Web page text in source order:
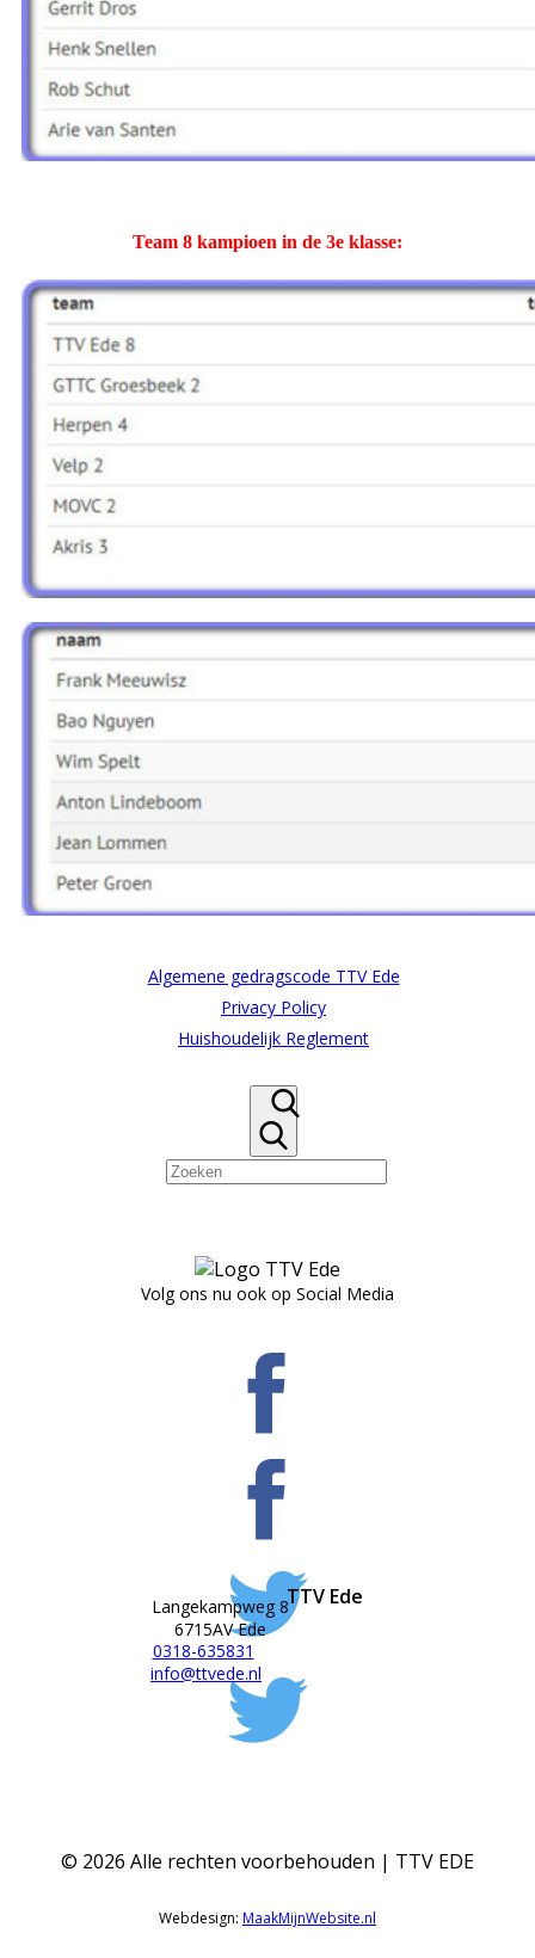
Team 8 kampioen in de 3e klasse:
Algemene gedragscode TTV Ede
Privacy Policy
Huishoudelijk Reglement
Volg ons nu ook op Social Media
TTV Ede
Langekampweg 8
6715AV Ede
0318-635831
info@ttvede.nl
© 2026 Alle rechten voorbehouden | TTV EDE
Webdesign: MaakMijnWebsite.nl